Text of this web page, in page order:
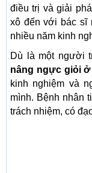
điều trị và giải
xô đến với bác sĩ
nhiều năm kinh
Dù là một người
nâng ngực giỏi ở
kinh nghiệm và
mình. Bệnh nhân
trách nhiệm, có